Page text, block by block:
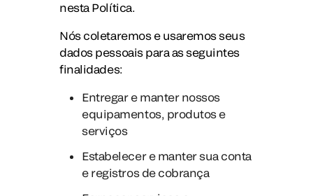
nesta Política.
Nós coletaremos e usaremos seus
dados pessoais para as seguintes
finalidades:
Entregar e manter nossos
equipamentos, produtos e
serviços
Estabelecer e manter sua conta
e registros de cobrança